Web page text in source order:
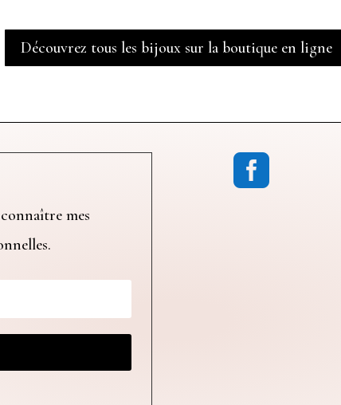
Découvrez tous les bijoux sur la boutique en ligne
mes
